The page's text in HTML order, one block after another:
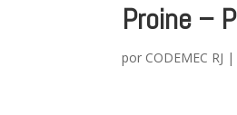
Proine –
por CODEMEC RJ |